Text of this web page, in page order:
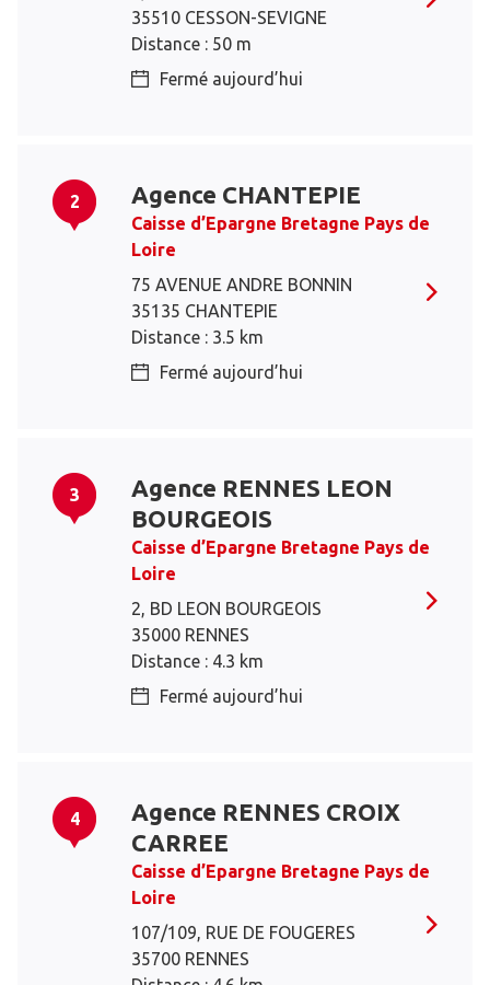
35510 CESSON-SEVIGNE
Distance : 50 m
Fermé aujourd’hui
2 Agence CHANTEPIE
Caisse d’Epargne Bretagne Pays de
Loire
75 AVENUE ANDRE BONNIN
35135 CHANTEPIE
Distance : 3.5 km
Fermé aujourd’hui
3
Agence RENNES LEON
BOURGEOIS
Caisse d’Epargne Bretagne Pays de
Loire
2, BD LEON BOURGEOIS
35000 RENNES
Distance : 4.3 km
Fermé aujourd’hui
4
Agence RENNES CROIX
CARREE
Caisse d’Epargne Bretagne Pays de
Loire
107/109, RUE DE FOUGERES
35700 RENNES